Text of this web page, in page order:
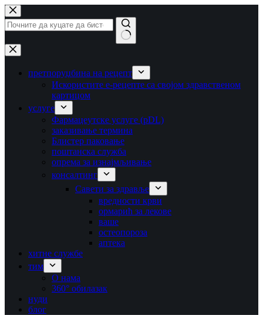
Прескочи
на
садржај
Није
пронађено
ниједно
резултат
претпоруџбина на рецепт
Искористите е-рецепте са својом здравственом
картицом
услуге
Фармацеутске услуге (pDL)
заказивање термина
Блистер паковање
поштанска служба
опрема за изнајмљивање
консалтинг
Савети за здравље
вредности крви
ормарић за лекове
ваше
остеопороза
аптека
хитне службе
тим
О нама
360° обилазак
нуди
блог